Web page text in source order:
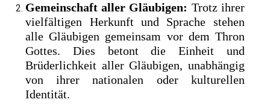
Gemeinschaft aller Gläubigen: Trotz ihrer
vielfältigen Herkunft und Sprache stehen
alle Gläubigen gemeinsam vor dem Thron
Gottes. Dies betont die Einheit und
Brüderlichkeit aller Gläubigen, unabhängig
von ihrer nationalen oder kulturellen
Identität.